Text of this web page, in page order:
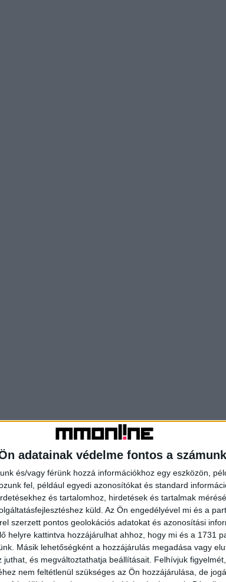
adatainak védelme fontos a
és/vagy férünk hozzá információkhoz egy eszközön,
fel, például egyedi azonosítókat és standard
és tartalomhoz, hirdetések és tartalmak
küld. Az Ön engedélyével mi és a
szerzett pontos geolokációs adatokat és azonosítási
helyre kattintva hozzájárulhat ahhoz, hogy mi és a 1731
Másik lehetőségként a hozzájárulás megadása vagy
juthat, és megváltoztathatja beállításait. Felhívjuk
nem feltétlenül szükséges az Ön hozzájárulása, de